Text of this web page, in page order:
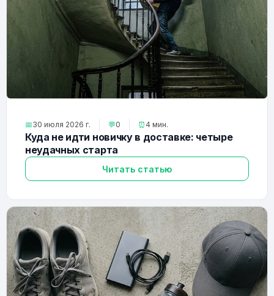
📅30 июля 2026 г. 💬0 ⏰ 4 мин.
Куда не идти новичку в доставке: четыре
неудачных старта
Читать статью